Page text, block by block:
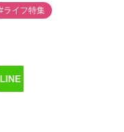
ライフ特集